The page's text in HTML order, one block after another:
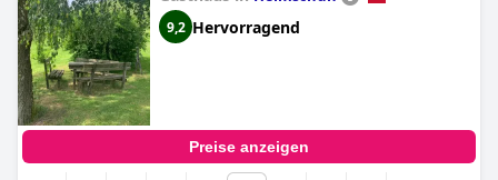
9,2 Hervorragend
Preise anzeigen